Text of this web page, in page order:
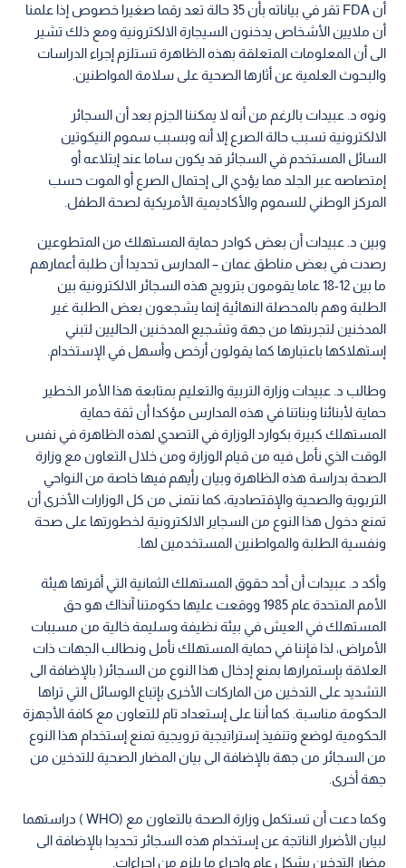
أن FDA تقر في بياناته بأن 35 حالة تعد رقما صغيرا خصوص إذا علمنا
أن ملايين الأشخاص يدخنون السيجارة الالكترونية ومع ذلك تشير
الى أن المعلومات المتعلقة بهذه الظاهرة تستلزم إجراء الدراسات
والبحوث العلمية عن أثارها الصحية على سلامة المواطنين.
ونوه د. عبيدات بالرغم من أنه لا يمكننا الجزم بعد أن السجائر
الالكترونية تسبب حالة الصرع إلا أنه وبسبب سموم النيكوتين
السائل المستخدم في السجائر قد يكون ساما عند إبتلاعه أو
إمتصاصه عبر الجلد مما يؤدي الى إحتمال الصرع أو الموت حسب
المركز الوطني للسموم والأكاديمية الأمريكية لصحة الطفل.
وبين د. عبيدات أن بعض كوادر حماية المستهلك من المتطوعين
رصدت في بعض مناطق عمان – المدارس تحديدا أن طلبة أعمارهم
ما بين 12-18 عاما يقومون بترويج هذه السجائر الالكترونية بين
الطلبة وهم بالمحصلة النهائية إنما يشجعون بعض الطلبة غير
المدخنين لتجربتها من جهة وتشجيع المدخنين الحاليين لتبني
إستهلاكها باعتبارها كما يقولون أرخص وأسهل في الإستخدام.
وطالب د. عبيدات وزارة التربية والتعليم بمتابعة هذا الأمر الخطير
حماية لأبنائنا وبناتنا في هذه المدارس مؤكدا أن ثقة حماية
المستهلك كبيرة بكوارد الوزارة في التصدي لهذه الظاهرة في نفس
الوقت الذي نأمل فيه من قيام الوزارة ومن خلال التعاون مع وزارة
الصحة بدراسة هذه الظاهرة وبيان رأيهم فيها خاصة من النواحي
التربوية والصحية والإقتصادية، كما نتمنى من كل الوزارات الأخرى أن
تمنع دخول هذا النوع من السجاير الالكترونية لخطورتها على صحة
ونفسية الطلبة والمواطنين المستخدمين لها.
وأكد د. عبيدات أن أحد حقوق المستهلك الثمانية التي أقرتها هيئة
الأمم المتحدة عام 1985 ووقعت عليها حكومتنا آنذاك هو حق
المستهلك في العيش في بيئة نظيفة وسليمة خالية من مسببات
الأمراض، لذا فإننا في حماية المستهلك نأمل ونطالب الجهات ذات
العلاقة بإستمرارها بمنع إدخال هذا النوع من السجائر( بالإضافة الى
التشديد على التدخين من الماركات الأخرى بإتباع الوسائل التي تراها
الحكومة مناسبة. كما أننا على إستعداد تام للتعاون مع كافة الأجهزة
الحكومية لوضع وتنفيذ إستراتيجية ترويجية تمنع إستخدام هذا النوع
من السجائر من جهة بالإضافة الى بيان المضار الصحية للتدخين من
جهة أخرى.
وكما دعت أن تستكمل وزارة الصحة بالتعاون مع (WHO ) دراستهما
لبيان الأضرار الناتجة عن إستخدام هذه السجائر تحديدا بالإضافة الى
مضار التدخين بشكل عام وإجراء ما يلزم من إجراءات.